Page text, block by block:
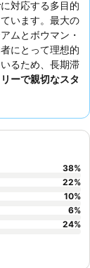
に対応する多目的
います。最大の
ムとボウマン・
にとって理想的
るため、長期滞
ーで親切なスタ
得な
38%
22%
10%
6%
24%